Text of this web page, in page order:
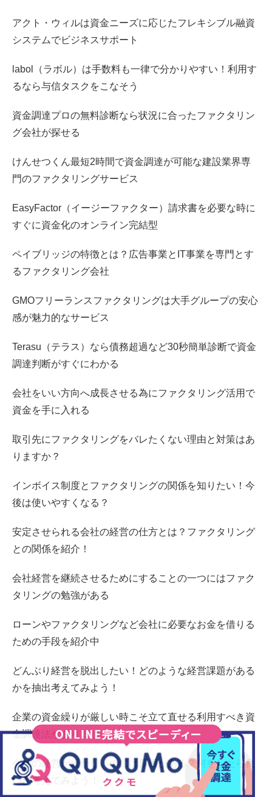
アクト・ウィルは資金ニーズに応じたフレキシブル融資
システムでビジネスサポート
labol（ラボル）は手数料も一律で分かりやすい！利用す
るなら与信タスクをこなそう
資金調達プロの無料診断なら状況に合ったファクタリン
グ会社が探せる
けんせつくん最短2時間で資金調達が可能な建設業界専
門のファクタリングサービス
EasyFactor（イージーファクター）請求書を必要な時に
すぐに資金化のオンライン完結型
ペイブリッジの特徴とは？広告事業とIT事業を専門とす
るファクタリング会社
GMOフリーランスファクタリングは大手グループの安心
感が魅力的なサービス
Terasu（テラス）なら債務超過など30秒簡単診断で資金
調達判断がすぐにわかる
会社をいい方向へ成長させる為にファクタリング活用で
資金を手に入れる
取引先にファクタリングをバレたくない理由と対策はあ
りますか？
インボイス制度とファクタリングの関係を知りたい！今
後は使いやすくなる？
安定させられる会社の経営の仕方とは？ファクタリング
との関係を紹介！
会社経営を継続させるためにすることの一つにはファク
タリングの勉強がある
ローンやファクタリングなど会社に必要なお金を借りる
ための手段を紹介中
どんぶり経営を脱出したい！どのような経営課題がある
かを抽出考えてみよう！
企業の資金繰りが厳しい時こそ立て直せる利用すべき資
金調達法があります！
会社の経営が続かないのには原因がある？何をしたら良
いか考えてみよう！